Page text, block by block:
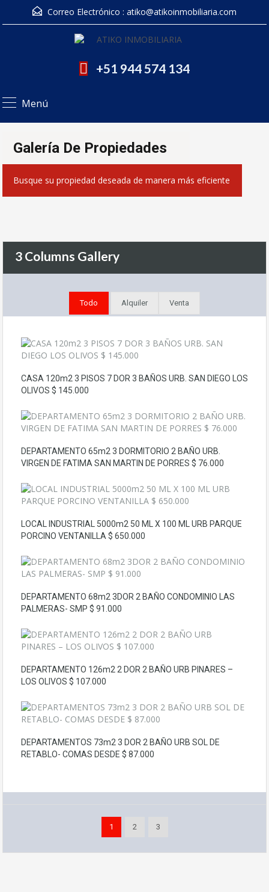
Correo Electrónico : atiko@atikoinmobiliaria.com
+51 944 574 134
Menú
Galería De Propiedades
Busque su propiedad deseada de manera más eficiente
3 Columns Gallery
Todo Alquiler Venta
CASA 120m2 3 PISOS 7 DOR 3 BAÑOS URB. SAN DIEGO LOS
OLIVOS $ 145.000
DEPARTAMENTO 65m2 3 DORMITORIO 2 BAÑO URB.
VIRGEN DE FATIMA SAN MARTIN DE PORRES $ 76.000
LOCAL INDUSTRIAL 5000m2 50 ML X 100 ML URB PARQUE
PORCINO VENTANILLA $ 650.000
DEPARTAMENTO 68m2 3DOR 2 BAÑO CONDOMINIO LAS
PALMERAS- SMP $ 91.000
DEPARTAMENTO 126m2 2 DOR 2 BAÑO URB PINARES –
LOS OLIVOS $ 107.000
DEPARTAMENTOS 73m2 3 DOR 2 BAÑO URB SOL DE
RETABLO- COMAS DESDE $ 87.000
1 2 3